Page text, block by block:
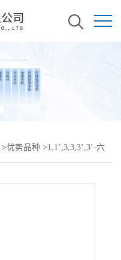
>优势品种 >1,1’,3,3,3’,3’-六